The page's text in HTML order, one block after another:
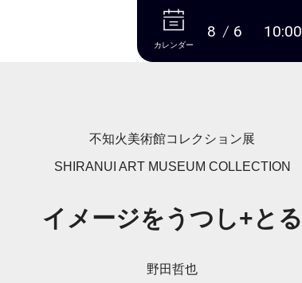
本文へ
カレンダー
8 6 10:00
不知火美術館コレクション展
SHIRANUI ART MUSEUM COLLECTION
イメージをうつし+とる
野田哲也